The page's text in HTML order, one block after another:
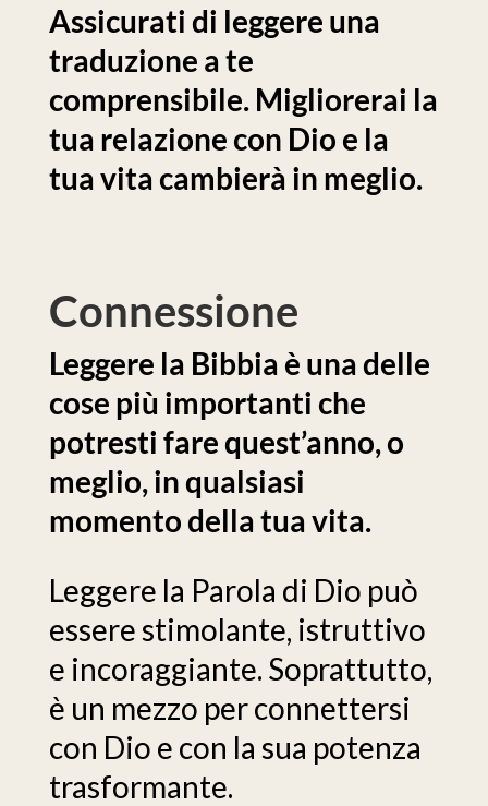
Assicurati di leggere una
traduzione a te
comprensibile. Migliorerai la
tua relazione con Dio e la
tua vita cambierà in meglio.
Connessione
Leggere la Bibbia è una delle
cose più importanti che
potresti fare quest’anno, o
meglio, in qualsiasi
momento della tua vita.
Leggere la Parola di Dio può
essere stimolante, istruttivo
e incoraggiante. Soprattutto,
è un mezzo per connettersi
con Dio e con la sua potenza
trasformante.